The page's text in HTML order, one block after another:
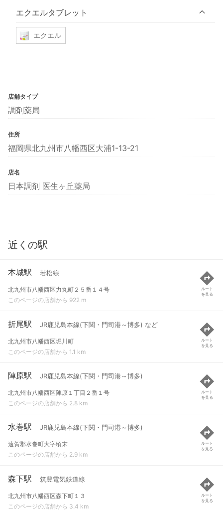
エクエルタブレット
エクエル
店舗タイプ
調剤薬局
住所
福岡県北九州市八幡西区大浦1-13-21
店名
日本調剤 医生ヶ丘薬局
近くの駅
本城駅 若松線
北九州市八幡西区力丸町２５番１４号
このページの店舗から 922 m
ルート
を見る
折尾駅 JR鹿児島本線(下関・門司港～博多) など
北九州市八幡西区堀川町
このページの店舗から 1.1 km
ルート
を見る
陣原駅 JR鹿児島本線(下関・門司港～博多)
北九州市八幡西区陣原１丁目２番１号
このページの店舗から 2.8 km
ルート
を見る
水巻駅 JR鹿児島本線(下関・門司港～博多)
遠賀郡水巻町大字頃末
このページの店舗から 2.9 km
ルート
を見る
森下駅 筑豊電気鉄道線
北九州市八幡西区森下町１３
このページの店舗から 3.4 km
ルート
を見る